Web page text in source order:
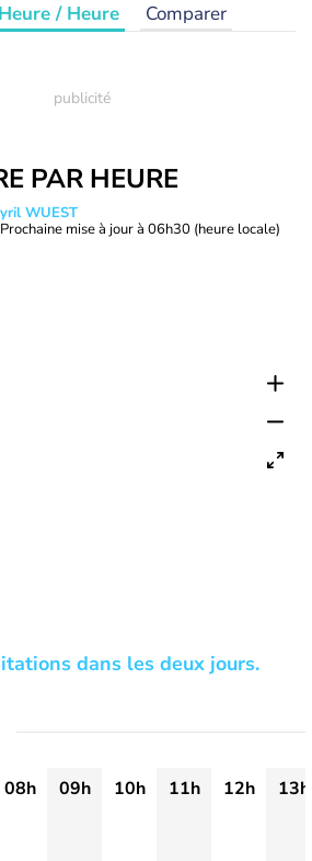
Heure / Heure Comparer
PAR HEURE
WUEST
mise à jour à 06h30 (heure locale)
dans les deux jours.
08h 09h 10h 11h 12h
13h